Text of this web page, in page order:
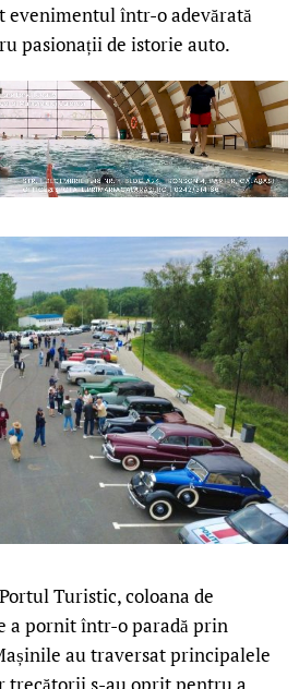
evenimentul într-o adevărată
pasionații de istorie auto.
Turistic, coloana de
a pornit într-o paradă prin
au traversat principalele